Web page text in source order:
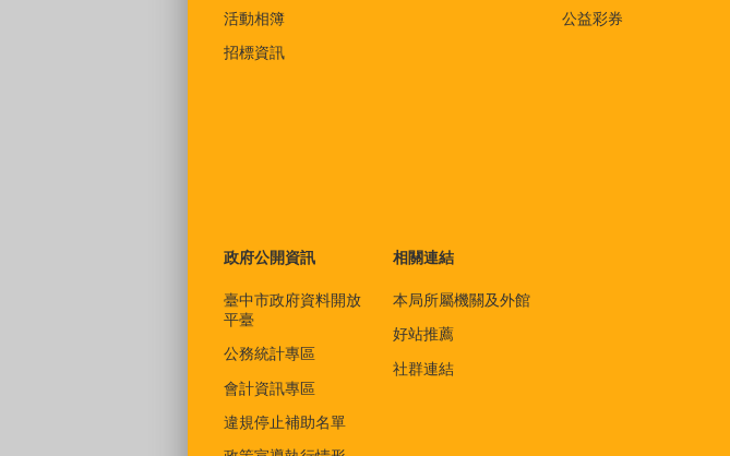
活動相簿
招標資訊
公益彩券
政府公開資訊
臺中市政府資料開放
平臺
公務統計專區
會計資訊專區
違規停止補助名單
相關連結
本局所屬機關及外館
好站推薦
社群連結